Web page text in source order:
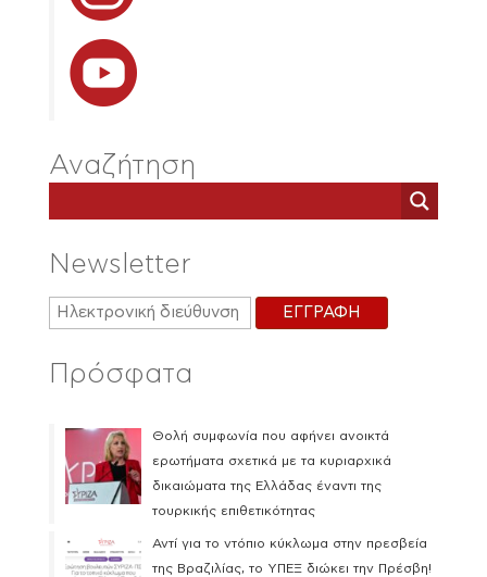
Αναζήτηση
Newsletter
Πρόσφατα
Θολή συμφωνία που αφήνει ανοικτά
ερωτήματα σχετικά με τα κυριαρχικά
δικαιώματα της Ελλάδας έναντι της
τουρκικής επιθετικότητας
Αντί για το ντόπιο κύκλωμα στην πρεσβεία
της Βραζιλίας, το ΥΠΕΞ διώκει την Πρέσβη!